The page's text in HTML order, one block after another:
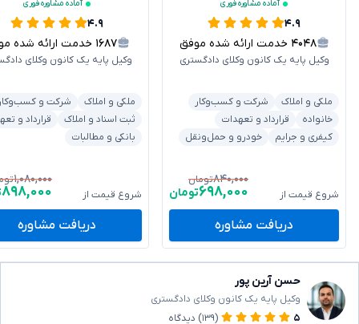
آماده مشاوره فوری
۴.۹
۴۰۴۸ خدمت ارائه شده موفق
وکیل پایه یک کانون وکلای دادگستری
ملکی و املاک
شرکت و کسب‌وکار
خانواده
قرارداد و تعهدات
کیفری و جرایم
خودرو و حمل‌ونقل
شروع قیمت از
۸۴۰,۰۰۰تومان
۶۹۸,۰۰۰تومان
دریافت مشاوره
آماده مشاوره فوری
۴.۹
۱۶۸۷ خدمت ارائه شده موفق
وکیل پایه یک کانون وکلای
ملکی و املاک
شرکت و
ثبت اسناد و املاک
قرارداد و
بانکی و مطالبات
شروع قیمت از
۱,۰۸۰,۰۰۰
۸۹۸,۰۰۰
دریافت مشاوره
حسن آرین پور
وکیل پایه یک کانون وکلای دادگستری
۵
(۱۳۹) دیدگاه